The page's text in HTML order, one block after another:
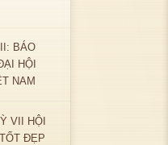
BÁO
HỘI
NAM
VII HỘI
ĐẸP